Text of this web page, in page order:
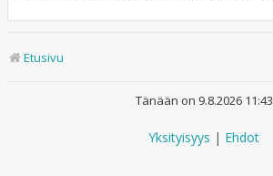
Etusivu
Tänään on 9.8.2026 11:43
Yksityisyys | Ehdot